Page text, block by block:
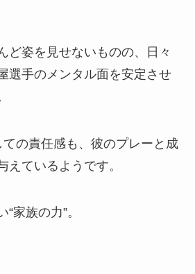
ど姿を見せないものの、日々
選手のメンタル面を安定させ
の責任感も、彼のプレーと成
えているようです。
家族の力”。